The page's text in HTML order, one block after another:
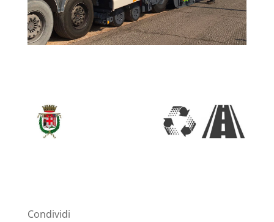
Condividi